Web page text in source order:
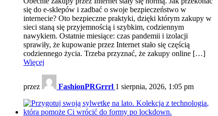
się do e-sklepów i zadbać o swoje bezpieczeństwo w
internecie? Oto bezpieczne praktyki, dzięki którym zakupy w
sieci staną się przyjemnością i szybkim, codziennym
nawykiem. Ostatnie miesiące: czas pandemii i izolacji
sprawiły, że kupowanie przez Internet stało się częścią
codziennego życia. Trzeba przyznać, że zakupy online […]
Więcej
przez FashionPRGrrrl 1 sierpnia, 2026, 1:05 pm